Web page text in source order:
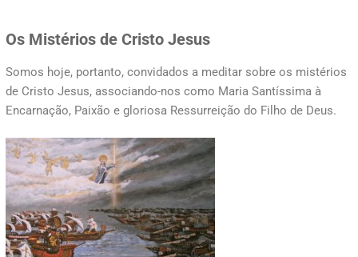
Os Mistérios de Cristo Jesus
Somos hoje, portanto, convidados a meditar sobre os mistérios
de Cristo Jesus, associando-nos como Maria Santíssima à
Encarnação, Paixão e gloriosa Ressurreição do Filho de Deus.